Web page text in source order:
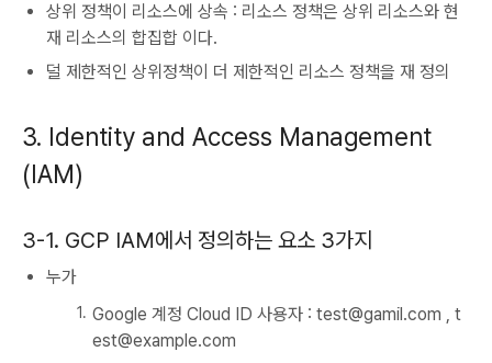
상위 정책이 리소스에 상속 : 리소스 정책은 상위 리소스와 현
재 리소스의 합집합 이다.
덜 제한적인 상위정책이 더 제한적인 리소스 정책을 재 정의
3. Identity and Access Management
(IAM)
3-1. GCP IAM에서 정의하는 요소 3가지
누가
Google 계정 Cloud ID 사용자 : test@gamil.com , t
est@example.com